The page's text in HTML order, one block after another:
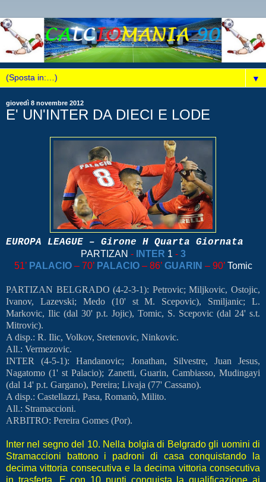
▼
giovedì 8 novembre 2012
E' UN'INTER DA DIECI E LODE
EUROPA LEAGUE – Girone H Quarta Giornata
PARTIZAN - INTER 1- 3
51’ PALACIO– 70’ PALACIO– 86’ GUARIN – 90’ Tomic
PARTIZAN BELGRADO (4-2-3-1): Petrovic; Miljkovic, Ostojic,
Ivanov, Lazevski; Medo (10' st M. Scepovic), Smiljanic; L.
Markovic, Ilic (dal 30' p.t. Jojic), Tomic, S. Scepovic (dal 24' s.t.
Mitrovic).
A disp.: R. Ilic, Volkov, Sretenovic, Ninkovic.
All.: Vermezovic.
INTER (4-5-1): Handanovic; Jonathan, Silvestre, Juan Jesus,
Nagatomo (1' st Palacio); Zanetti, Guarin, Cambiasso, Mudingayi
(dal 14' p.t. Gargano), Pereira; Livaja (77' Cassano).
A disp.: Castellazzi, Pasa, Romanò, Milito.
All.: Stramaccioni.
ARBITRO: Pereira Gomes (Por).
Inter nel segno del 10. Nella bolgia di Belgrado gli uomini di
Stramaccioni battono i padroni di casa conquistando la
decima vittoria consecutiva e la decima vittoria consecutiva